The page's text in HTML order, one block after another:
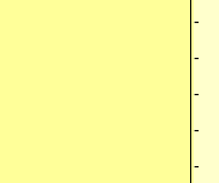
-
-
-
-
-